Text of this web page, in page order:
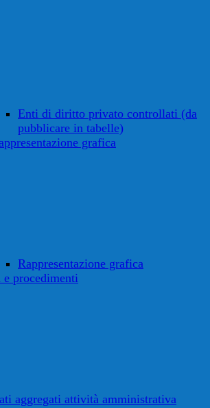
Enti di diritto privato controllati (da
pubblicare in tabelle)
grafica
Rappresentazione grafica
procedimenti
aggregati attività amministrativa